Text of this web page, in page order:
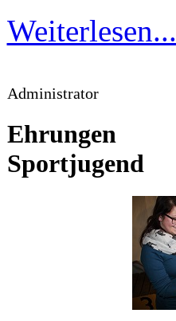
Weiterlesen...
Administrator
Sportjugend